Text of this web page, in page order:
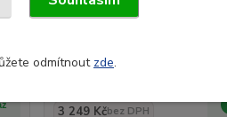
sněžném pluhu
3 249 Kčbez DPH
odmítnout zde.